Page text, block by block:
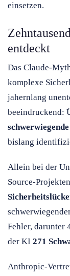
einsetzen.
entdeckt
Das Claude-
komplexe
jahernlang
beeindruckend:
bislang
Allein bei der
Source-
Fehler, darunter
der KI 271
Anthropic-